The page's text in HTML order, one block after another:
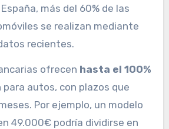
más del 60% de las
se realizan mediante
recientes.
ofrecen hasta el 100%
para autos, con plazos que
Por ejemplo, un modelo
49.000€ podría dividirse en